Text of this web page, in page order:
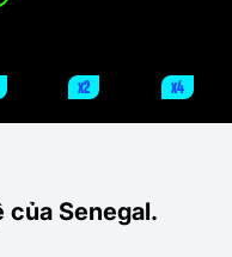
x2 x4
của Senegal.